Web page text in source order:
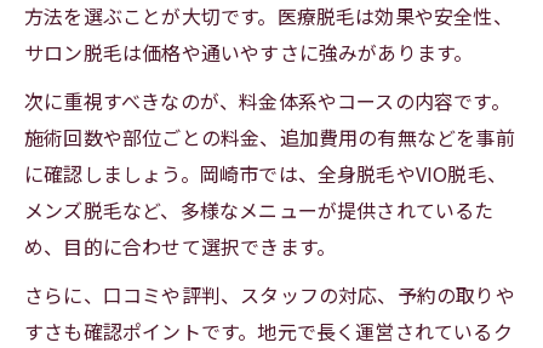
方法を選ぶことが大切です。医療脱毛は効果や安全性、
サロン脱毛は価格や通いやすさに強みがあります。
次に重視すべきなのが、料金体系やコースの内容です。
施術回数や部位ごとの料金、追加費用の有無などを事前
に確認しましょう。岡崎市では、全身脱毛やVIO脱毛、
メンズ脱毛など、多様なメニューが提供されているた
め、目的に合わせて選択できます。
さらに、口コミや評判、スタッフの対応、予約の取りや
すさも確認ポイントです。地元で長く運営されているク